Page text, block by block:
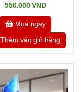
550.000 VND
Mua ngay
Thêm vào giỏ hàng